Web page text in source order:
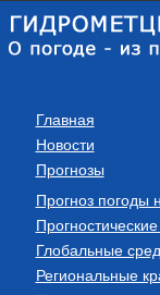
Главная
Новости
Прогнозы
Прогноз погоды
Глобальные
Региональные